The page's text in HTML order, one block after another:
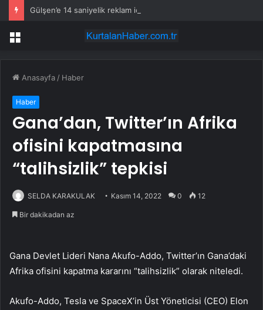
Gülşen’e 14 saniyelik reklam için rekor ücret
Menü
Anasayfa / Haber
Haber
Gana’dan, Twitter’ın Afrika
ofisini kapatmasına
“talihsizlik” tepkisi
SELDA KARAKULAK Kasım 14, 2022 0 12
Bir dakikadan az
Gana Devlet Lideri Nana Akufo-Addo, Twitter’ın Gana’daki
Afrika ofisini kapatma kararını “talihsizlik” olarak niteledi.
Akufo-Addo, Tesla ve SpaceX’in Üst Yöneticisi (CEO) Elon